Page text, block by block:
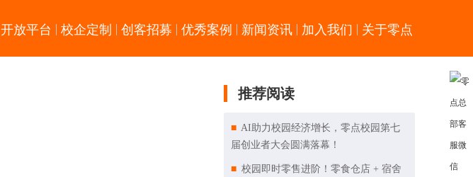
开放平台 校企定制 创客招募 优秀案例 新闻资讯 加入我们 关于零点
推荐阅读
AI助力校园经济增长，零点校园第七
届创业者大会圆满落幕！
校园即时零售进阶！零食仓店 + 宿舍